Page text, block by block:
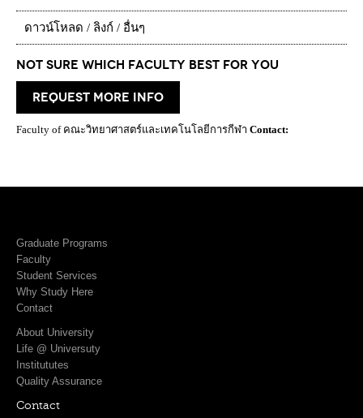
ดาวน์โหลด / ลิงก์ / อื่นๆ
Not Sure which Faculty best for you
request more info
Faculty of คณะวิทยาศาสตร์และเทคโนโลยีการกีฬา Contact:
Graduate Programs
Faculty
Student Services
Why Study Here
Contact
About University
Life @ Universuty
Institututes
Quality Assurance
Contact